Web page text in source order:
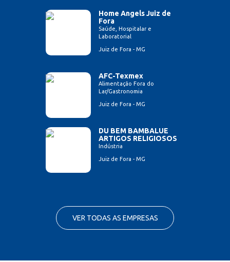
Home Angels Juiz de
Fora
Saúde, Hospitalar e
Laboratorial
Juiz de Fora - MG
AFC-Texmex
Alimentação Fora do
Lar/Gastronomia
Juiz de Fora - MG
DU BEM BAMBALUE
ARTIGOS RELIGIOSOS
Indústria
Juiz de Fora - MG
VER TODAS AS EMPRESAS